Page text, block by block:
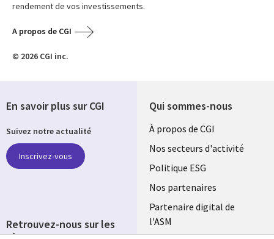
rendement de vos investissements.
A propos de CGI
© 2026 CGI inc.
Qui sommes-nous
Useful
links
FRANCE
À propos de CGI
Nos secteurs d'activité
Politique ESG
Nos partenaires
Partenaire digital de
l'ASM
En savoir plus sur CGI
Suivez notre actualité
Inscrivez-vous
Retrouvez-nous sur les